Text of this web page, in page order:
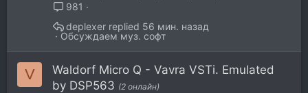
981
Обсуждаем муз. софт
56 мин. назад
deplexer
V
Waldorf Micro Q - Vavra VSTi. Emulated
by DSP563 (2 онлайн)